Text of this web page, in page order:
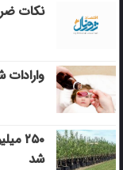
نکات
۲۵۰
شد